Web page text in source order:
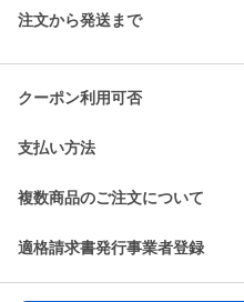
注文から発送まで
クーポン利用可否
支払い方法
複数商品のご注文について
適格請求書発行事業者登録